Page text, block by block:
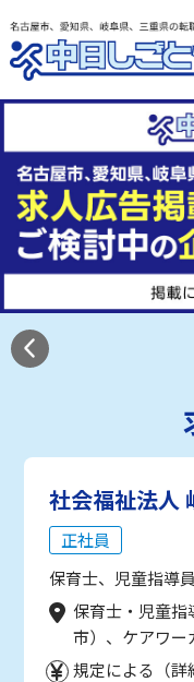
社会福祉法人
正社員
保育士、児童指導
保育士・児童指
市）、ケアワー
規定による（詳